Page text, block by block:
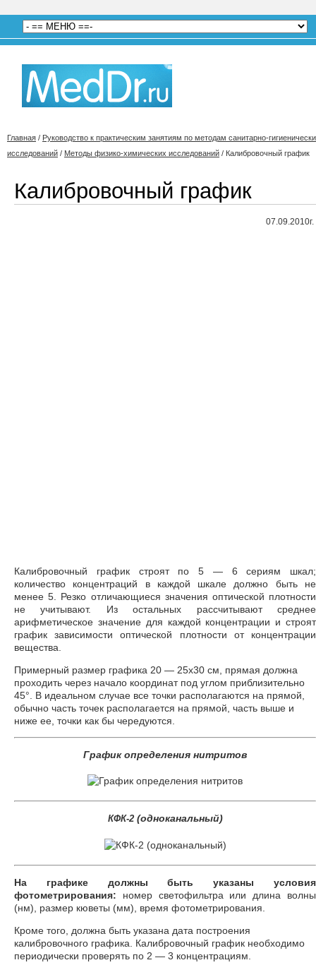
Главная / Руководство к практическим занятиям по методам санитарно-
исследований / Методы физико-химических исследований / Калибровочный график
Калибровочный график
07.09.2010г.
Калибровочный график строят по 5 — 6 сериям шкал;
количество концентраций в каждой шкале должно быть не
менее 5. Резко отличающиеся значения оптической плотности
не учитывают. Из остальных рассчитывают среднее
арифметическое значение для каждой концентрации и строят
график зависимости оптической плотности от концентрации
вещества.
Примерный размер графика 20 — 25х30 см, прямая должна
проходить через начало координат под углом приблизительно
45°. В идеальном случае все точки располагаются на прямой,
обычно часть точек располагается на прямой, часть выше и
ниже ее, точки как бы чередуются.
График определения нитритов
КФК-2(одноканальный)
На графике должны быть указаны условия
фотометрирования: номер светофильтра или длина волны
(нм), размер кюветы (мм), время фотометрирования.
Кроме того, должна быть указана дата построения
калибровочного графика. Калибровочный график необходимо
периодически проверять по 2 — 3 концентрациям.